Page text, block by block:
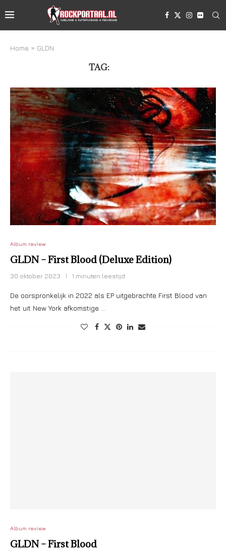
Home » GLDN
TAG:
Album review
GLDN – First Blood (Deluxe Edition)
30 oktober 2023 1 minuten leestijd
De oorspronkelijk in 2022 als EP uitgebrachte First Blood van
het uit New York afkomstige …
Album review
GLDN – First Blood